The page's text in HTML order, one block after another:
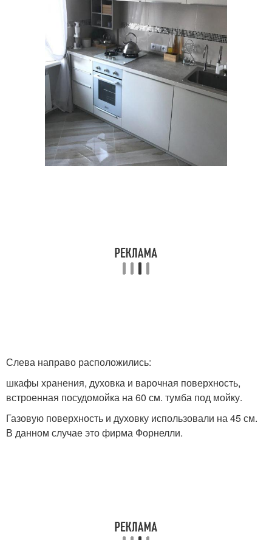
Слева направо расположились:
шкафы хранения, духовка и варочная поверхность,
встроенная посудомойка на 60 см. тумба под мойку.
Газовую поверхность и духовку использовали на 45 см.
В данном случае это фирма Форнелли.